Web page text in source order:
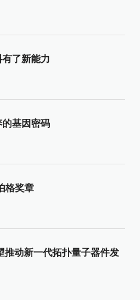
了新能力
基因密码
格奖章
推动新一代拓扑量子器件发